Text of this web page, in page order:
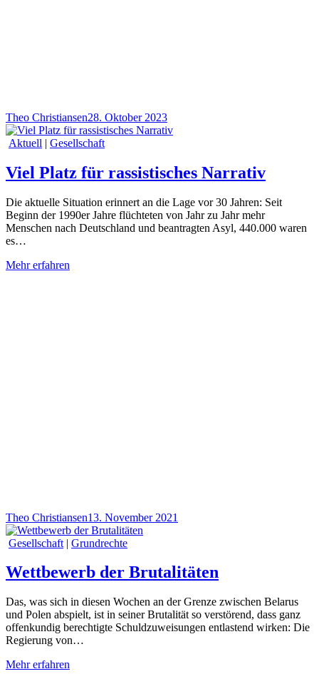
Theo Christiansen28. Oktober 2023
Aktuell | Gesellschaft
Viel Platz für rassistisches Narrativ
Die aktuelle Situation erinnert an die Lage vor 30 Jahren: Seit
Beginn der 1990er Jahre flüchteten von Jahr zu Jahr mehr
Menschen nach Deutschland und beantragten Asyl, 440.000 waren
es…
Mehr erfahren
Theo Christiansen13. November 2021
Gesellschaft | Grundrechte
Wettbewerb der Brutalitäten
Das, was sich in diesen Wochen an der Grenze zwischen Belarus
und Polen abspielt, ist in seiner Brutalität so verstörend, dass ganz
offenkundig berechtigte Schuldzuweisungen entlastend wirken: Die
Regierung von…
Mehr erfahren